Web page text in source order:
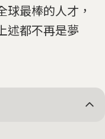
最棒的人才，
述都不再是夢